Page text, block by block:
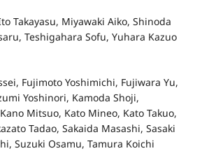
Takayasu, Miyawaki Aiko, Shinoda
Teshigahara Sofu, Yuhara Kazuo
Fujimoto Yoshimichi, Fujiwara Yu,
Yoshinori, Kamoda Shoji,
Mitsuo, Kato Mineo, Kato Takuo,
Tadao, Sakaida Masashi, Sasaki
Suzuki Osamu, Tamura Koichi